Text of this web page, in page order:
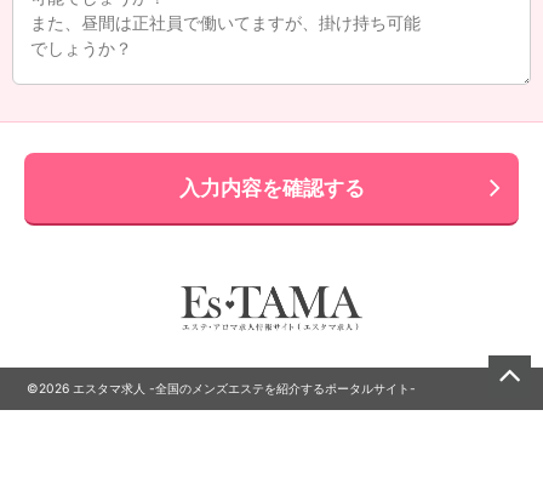
入力内容を確認する
©2026 エスタマ求人 -全国のメンズエステを紹介するポータルサイト-